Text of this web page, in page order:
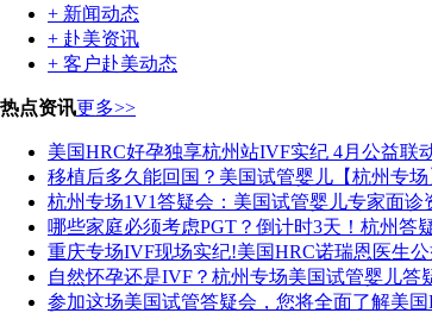
+ 新闻动态
+ 赴美资讯
+ 客户赴美动态
热点资讯更多>>
美国HRC好孕独享杭州站IVF实纪 4月公益联
移植后多久能回国？美国试管婴儿【杭州专场
杭州专场1V1答疑会：美国试管婴儿专家面诊
哪些家庭必须考虑PGT？倒计时3天！杭州答
重庆专场IVF现场实纪!美国HRC诺瑞恩医生
自然怀孕还是IVF？杭州专场美国试管婴儿答
参加这场美国试管答疑会，您将全面了解美